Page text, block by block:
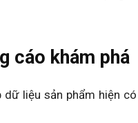
cáo khám phá
liệu sản phẩm hiện có